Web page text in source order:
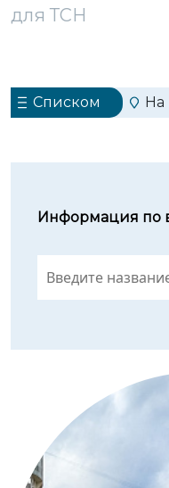
для ТСН
Списком На
Информация по